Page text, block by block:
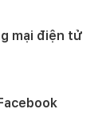
mại điện tử